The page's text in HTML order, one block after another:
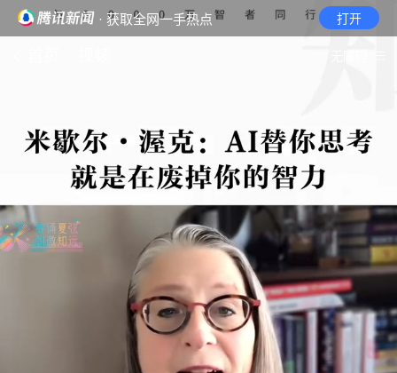
· 获取全网一手热点 打开